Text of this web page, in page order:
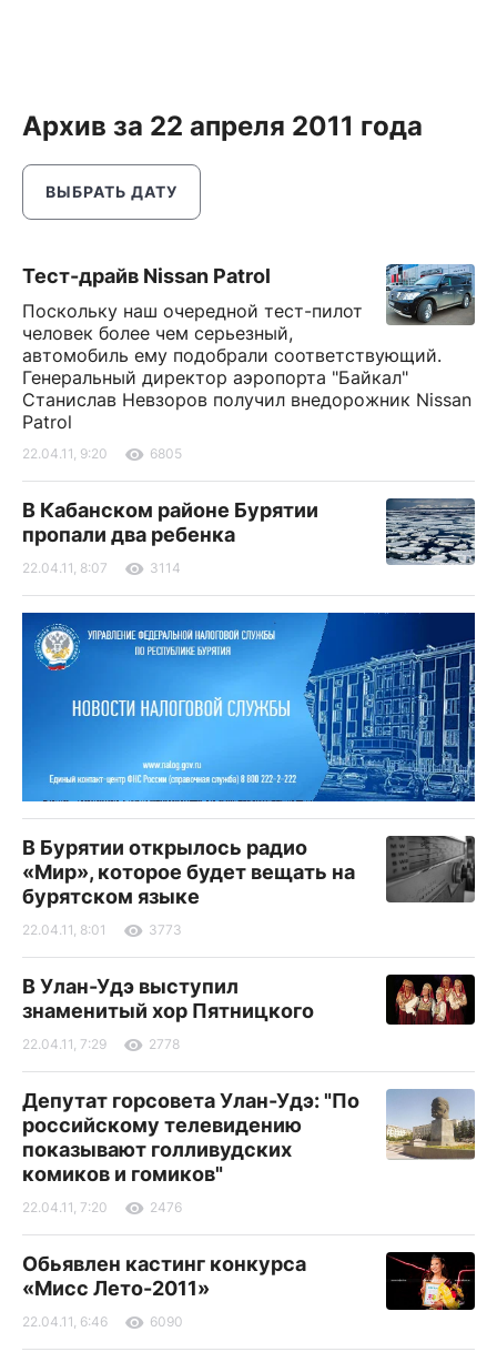
Архив за 22 апреля 2011 года
ВЫБРАТЬ ДАТУ
Тест-драйв Nissan Patrol
Поскольку наш очередной тест-пилот
человек более чем серьезный,
автомобиль ему подобрали соответствующий.
Генеральный директор аэропорта "Байкал"
Станислав Невзоров получил внедорожник Nissan
Patrol
22.04.11, 9:20 6805
В Кабанском районе Бурятии
пропали два ребенка
22.04.11, 8:07 3114
В Бурятии открылось радио
«Мир», которое будет вещать на
бурятском языке
22.04.11, 8:01 3773
В Улан-Удэ выступил
знаменитый хор Пятницкого
22.04.11, 7:29 2778
Депутат горсовета Улан-Удэ: "По
российскому телевидению
показывают голливудских
комиков и гомиков"
22.04.11, 7:20 2476
Обьявлен кастинг конкурса
«Мисс Лето-2011»
22.04.11, 6:46 6090